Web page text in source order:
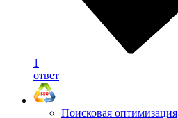
1
ответ
Поисковая оптимизация